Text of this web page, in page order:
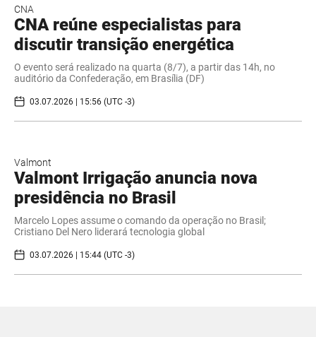
CNA
CNA reúne especialistas para
discutir transição energética
O evento será realizado na quarta (8/7), a partir das 14h, no
auditório da Confederação, em Brasília (DF)
03.07.2026 | 15:56 (UTC -3)
Valmont
Valmont Irrigação anuncia nova
presidência no Brasil
Marcelo Lopes assume o comando da operação no Brasil;
Cristiano Del Nero liderará tecnologia global
03.07.2026 | 15:44 (UTC -3)